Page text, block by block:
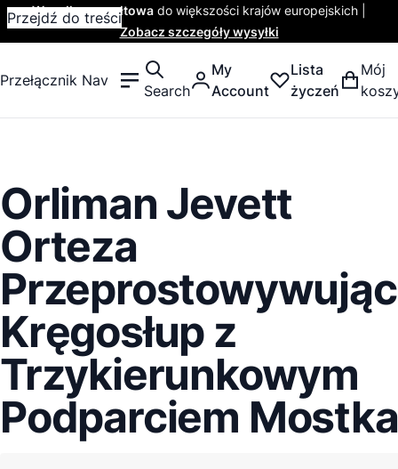
Przejdź do treści
Wysyłka ryczałtowa do większości krajów europejskich |
Zobacz szczegóły wysyłki
Przełącznik Nav
Search
My
Account
Lista
życzeń
Mój
Orliman Jevett
Orteza
Kręgosłup z
Trzykierunkowym
Podparciem Mostka